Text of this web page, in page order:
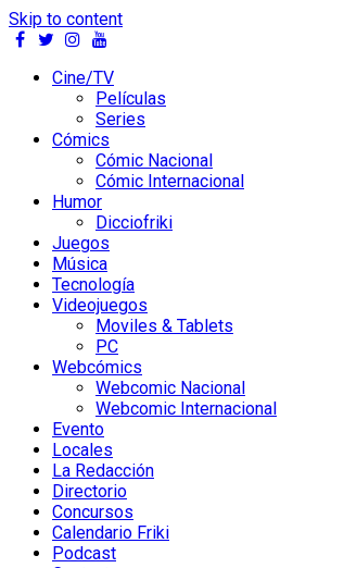
Skip to content
Cine/TV
Películas
Series
Cómics
Cómic Nacional
Cómic Internacional
Humor
Dicciofriki
Juegos
Música
Tecnología
Videojuegos
Moviles & Tablets
PC
Webcómics
Webcomic Nacional
Webcomic Internacional
Evento
Locales
La Redacción
Directorio
Concursos
Calendario Friki
Podcast